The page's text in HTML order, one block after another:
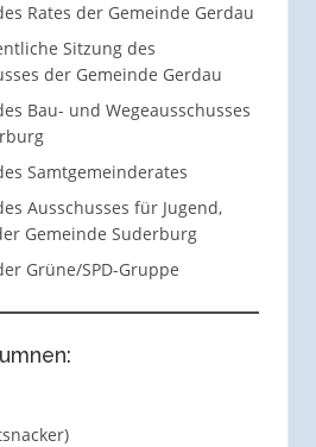
Rates der Gemeinde Gerdau
Sitzung des
der Gemeinde Gerdau
Bau- und Wegeausschusses
Samtgemeinderates
Ausschusses für Jugend,
Gemeinde Suderburg
Grüne/SPD-Gruppe